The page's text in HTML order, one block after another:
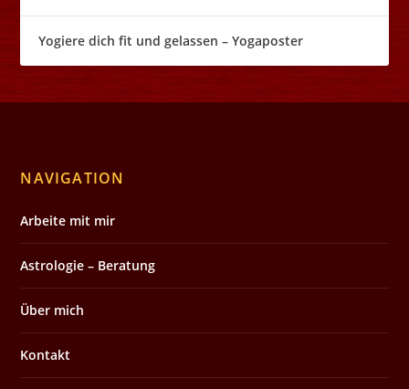
Yogiere dich fit und gelassen – Yogaposter
NAVIGATION
Arbeite mit mir
Astrologie – Beratung
Über mich
Kontakt